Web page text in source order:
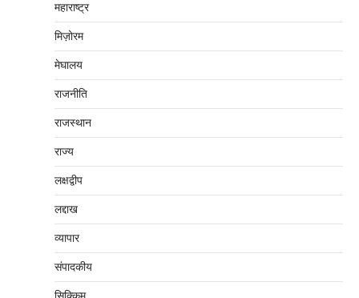
महाराष्‍ट्र
मिज़ोरम
मेघालय
राजनीति
राजस्थान
राज्य
लक्षद्वीप
लद्दाख
व्यापार
संपादकीय